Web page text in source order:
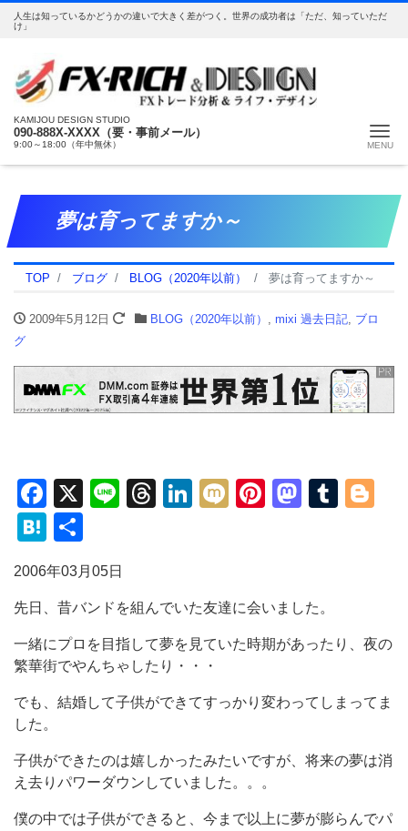
人生は知っているかどうかの違いで大きく差がつく。世界の成功者は「ただ、知っていただ
け」
KAMIJOU DESIGN STUDIO
090-888X-XXXX（要・事前メール）
9:00～18:00（年中無休）
夢は育ってますか～
TOP ブログ BLOG（2020年以前） 夢は育ってますか～
2009年5月12日 BLOG（2020年以前） , mixi 過去日記, ブロ
グ
Facebook
X LineThreads
LinkedIn
MixiPinterest
Hatena
有
2006年03月05日
先日、昔バンドを組んでいた友達に会いました。
一緒にプロを目指して夢を見ていた時期があったり、夜の
繁華街でやんちゃしたり・・・
でも、結婚して子供ができてすっかり変わってしまってま
した。
子供ができたのは嬉しかったみたいですが、将来の夢は消
え去りパワーダウンしていました。。。
僕の中では子供ができると、今まで以上に夢が膨らんでパ